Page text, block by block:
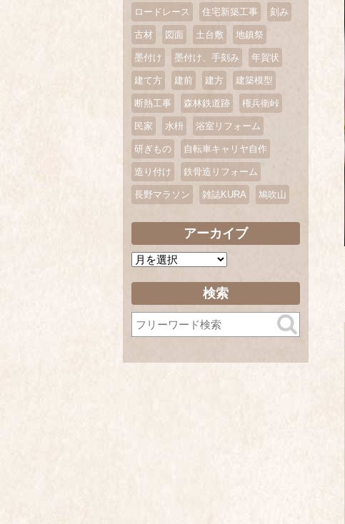
ロードレース 住宅新築工事 刻み
古材 図面 土台敷 地鎮祭
墨付け 墨付け、手刻み 年賀状
建て方 建前 建方 建築模型
断熱工事 森林鉄道跡 権兵衛峠
民家 水枡 浴室リフォーム
研ぎもの 自転車キャリヤ自作
造り付け 鉄骨造リフォーム
長野マラソン 雑誌KURA 鳩吹山
アーカイブ
ア
イ
ブ
検索